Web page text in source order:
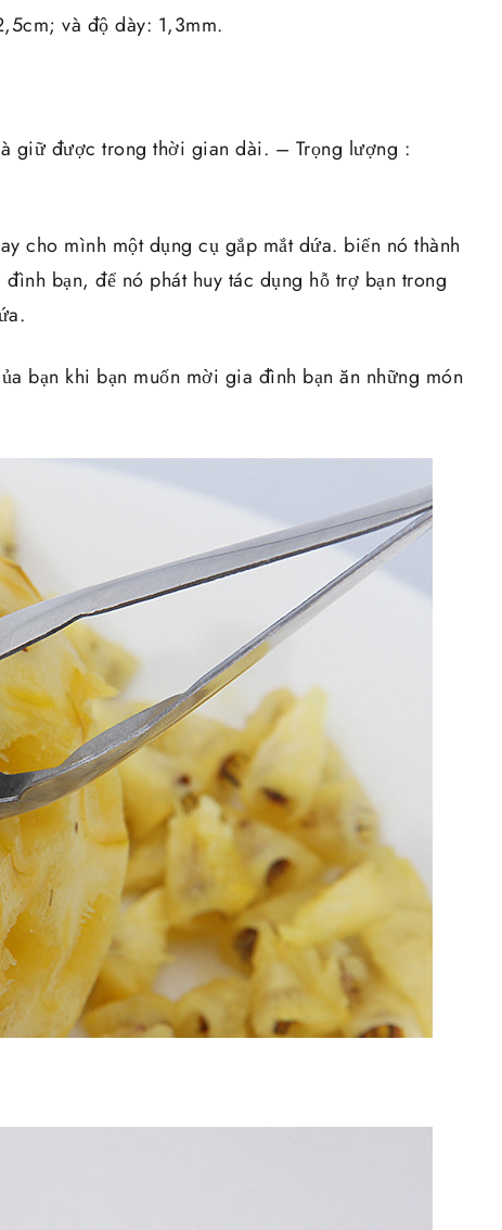
và độ dày: 1,3mm.
giữ được trong thời gian dài. – Trọng lượng :
cho mình một dụng cụ gắp mắt dứa. biến nó thành
bạn, để nó phát huy tác dụng hỗ trợ bạn trong
bạn khi bạn muốn mời gia đình bạn ăn những món